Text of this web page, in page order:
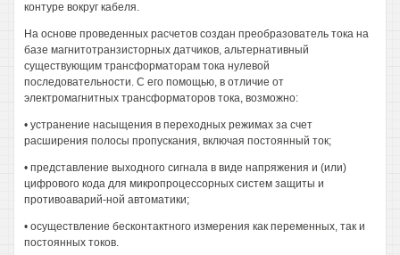
контуре вокруг кабеля.
На основе проведенных расчетов создан преобразователь тока на
базе магнитотранзисторных датчиков, альтернативный
существующим трансформаторам тока нулевой
последовательности. С его помощью, в отличие от
электромагнитных трансформаторов тока, возможно:
• устранение насыщения в переходных режимах за счет
расширения полосы пропускания, включая постоянный ток;
• представление выходного сигнала в виде напряжения и (или)
цифрового кода для микропроцессорных систем защиты и
противоаварий-ной автоматики;
• осуществление бесконтактного измерения как переменных, так и
постоянных токов.